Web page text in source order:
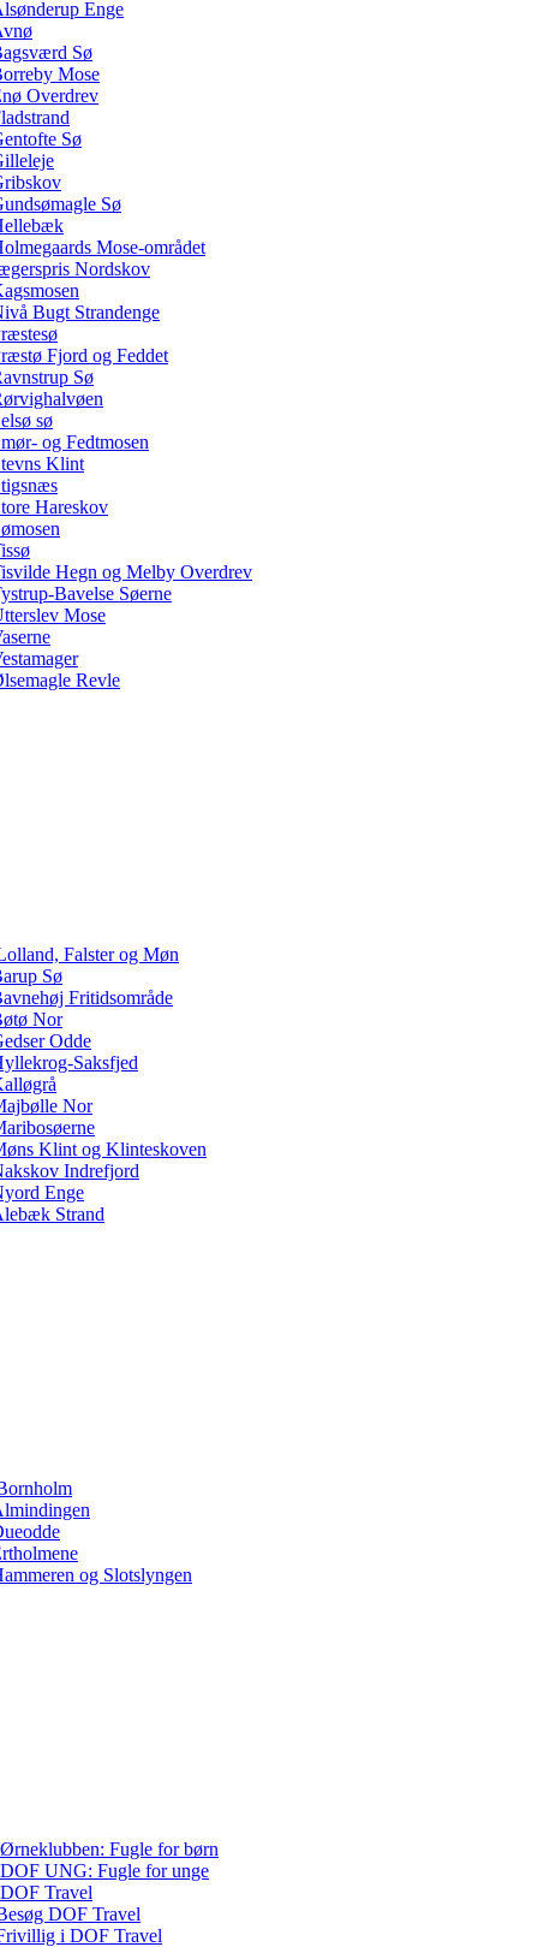
Enge
Sø
Mose
Overdrev
Sø
Sø
Mose-området
Nordskov
Bugt Strandenge
Fjord og Feddet
Sø
sø
og Fedtmosen
Klint
Hareskov
Hegn og Melby Overdrev
Bavelse Søerne
Mose
Revle
Falster og Møn
Sø
Fritidsområde
Nor
Odde
Saksfjed
Nor
Klint og Klinteskoven
Indrefjord
Enge
Strand
og Slotslyngen
Ørneklubben: Fugle for børn
DOF UNG: Fugle for unge
DOF Travel
DOF Travel
i DOF Travel